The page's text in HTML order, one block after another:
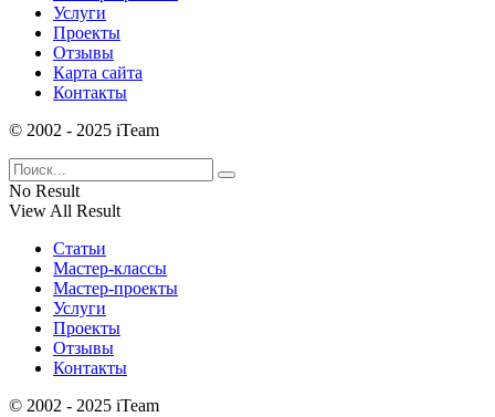
Услуги
Проекты
Отзывы
Карта сайта
Контакты
© 2002 - 2025 iTeam
No Result
View All Result
Статьи
Мастер-классы
Мастер-проекты
Услуги
Проекты
Отзывы
Контакты
© 2002 - 2025 iTeam